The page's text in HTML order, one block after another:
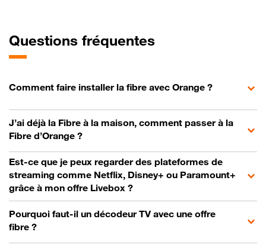
Questions fréquentes
Comment faire installer la fibre avec Orange ?
J’ai déjà la Fibre à la maison, comment passer à la
Fibre d’Orange ?
Est-ce que je peux regarder des plateformes de
streaming comme Netflix, Disney+ ou Paramount+
grâce à mon offre Livebox ?
Pourquoi faut-il un décodeur TV avec une offre
fibre ?